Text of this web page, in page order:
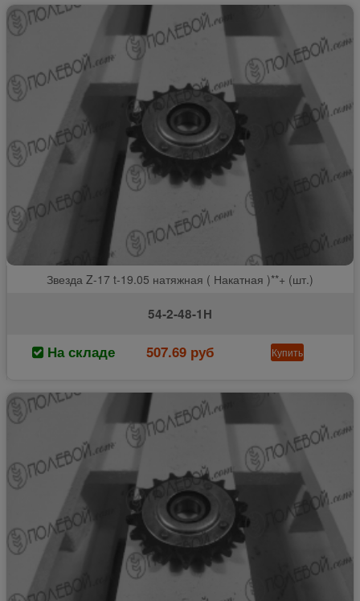
Звезда Z-17 t-19.05 натяжная ( Накатная )**+ (шт.)
54-2-48-1Н
На складе 507.69 руб Купить